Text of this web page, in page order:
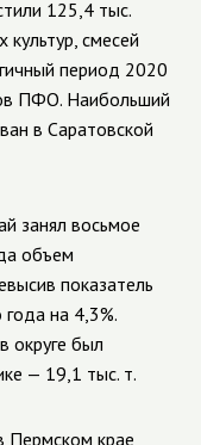
125,4 тыс.
смесей
период 2020
ПФО. Наибольший
в Саратовской
занял восьмое
объем
показатель
на 4,3%.
округе был
— 19,1 тыс. т.
Пермском крае